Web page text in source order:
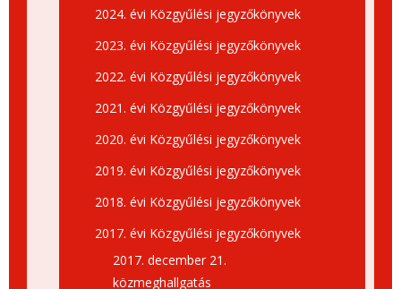
2024. évi Közgyűlési jegyzőkönyvek
2023. évi Közgyűlési jegyzőkönyvek
2022. évi Közgyűlési jegyzőkönyvek
2021. évi Közgyűlési jegyzőkönyvek
2020. évi Közgyűlési jegyzőkönyvek
2019. évi Közgyűlési jegyzőkönyvek
2018. évi Közgyűlési jegyzőkönyvek
2017. évi Közgyűlési jegyzőkönyvek
2017. december 21.
közmeghallgatás